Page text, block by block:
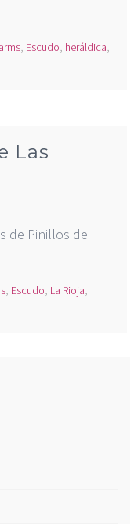
, Escudo, heráldica,
Las
de Pinillos de
, Escudo, La Rioja,